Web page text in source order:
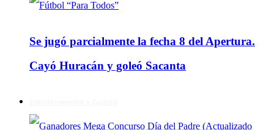
Se jugó parcialmente la fecha 8 del Apertura.
Cayó Huracán y goleó Sacanta